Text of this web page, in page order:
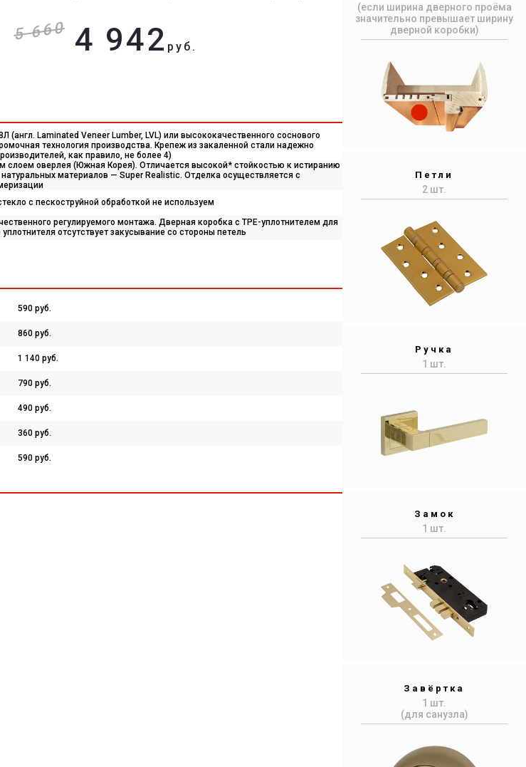
5 660 4 942 руб.
(англ. Laminated Veneer Lumber, LVL) или высококачественного соснового
технология производства. Крепеж из закаленной стали надежно
как правило, не более 4)
оверлея (Южная Корея). Отличается высокой* стойкостью к истиранию
материалов — Super Realistic. Отделка осуществляется с
с пескоструйной обработкой не используем
регулируемого монтажа. Дверная коробка с TPE-уплотнителем для
отсутствует закусывание со стороны петель
590 руб.
860 руб.
1 140 руб.
790 руб.
490 руб.
360 руб.
590 руб.
(если ширина дверного проёма
значительно превышает ширину
дверной коробки)
Петли
2 шт.
Ручка
1 шт.
Замок
1 шт.
Завёртка
1 шт.
(для санузла)